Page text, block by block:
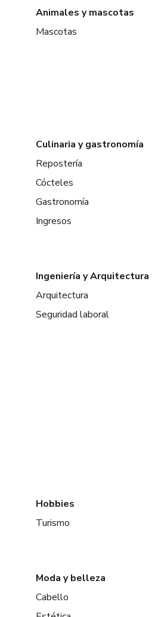
Animales y mascotas
Mascotas
Culinaria y gastronomía
Repostería
Cócteles
Gastronomía
Ingresos
Ingeniería y Arquitectura
Arquitectura
Seguridad laboral
Hobbies
Turismo
Moda y belleza
Cabello